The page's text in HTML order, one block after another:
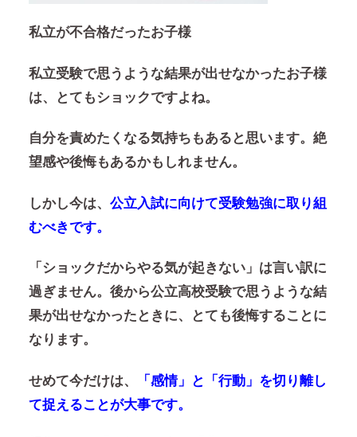
私立が不合格だったお子様
私立受験で思うような結果が出せなかったお子様
は、とてもショックですよね。
自分を責めたくなる気持ちもあると思います。絶
望感や後悔もあるかもしれません。
しかし今は、 公立入試に向けて受験勉強に取り組
むべきです。
「ショックだからやる気が起きない」は言い訳に
過ぎません。後から公立高校受験で思うような結
果が出せなかったときに、とても後悔することに
なります。
せめて今だけは、
「感情」と「行動」を切り離し
て捉えることが大事です。